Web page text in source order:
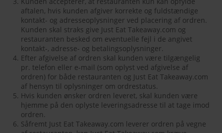
aftalen, hvis kunden afgiver korrekte og fuldstændige
kontakt- og adresseoplysninger ved placering af ordren.
Kunden skal straks give Just Eat Takeaway.com og
restauranten besked om eventuelle fejl i de angivet
kontakt-, adresse- og betalingsoplysninger.
Efter afgivelse af ordren skal kunden være tilgængelig
pr. telefon eller e-mail (som oplyst ved afgivelse af
ordren) for både restauranten og Just Eat Takeaway.com
af hensyn til oplysninger om ordrestatus.
Hvis kunden ønsker ordren leveret, skal kunden være
hjemme på den oplyste leveringsadresse til at tage imod
ordren.
Såfremt Just Eat Takeaway.com leverer ordren på vegne